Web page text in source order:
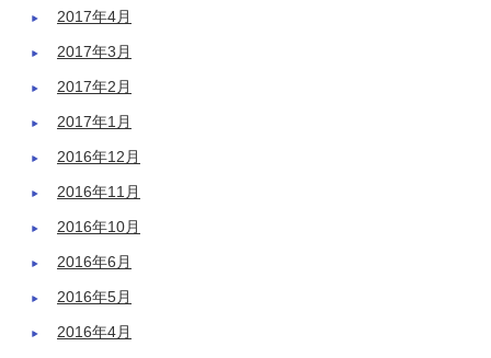
2017年4月
2017年3月
2017年2月
2017年1月
2016年12月
2016年11月
2016年10月
2016年6月
2016年5月
2016年4月